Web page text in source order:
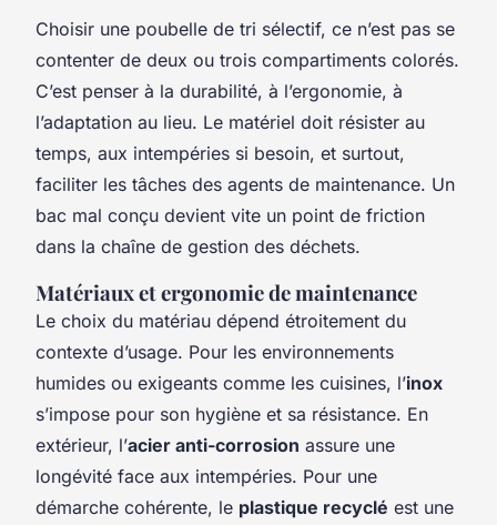
Choisir une poubelle de tri sélectif, ce n’est pas se
contenter de deux ou trois compartiments colorés.
C’est penser à la durabilité, à l’ergonomie, à
l’adaptation au lieu. Le matériel doit résister au
temps, aux intempéries si besoin, et surtout,
faciliter les tâches des agents de maintenance. Un
bac mal conçu devient vite un point de friction
dans la chaîne de gestion des déchets.
Matériaux et ergonomie de maintenance
Le choix du matériau dépend étroitement du
contexte d’usage. Pour les environnements
humides ou exigeants comme les cuisines, l’inox
s’impose pour son hygiène et sa résistance. En
extérieur, l’acier anti-corrosion assure une
longévité face aux intempéries. Pour une
démarche cohérente, le plastique recyclé est une